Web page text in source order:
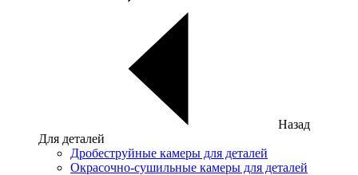
Назад
Для деталей
Дробеструйные камеры для деталей
Окрасочно-сушильные камеры для деталей